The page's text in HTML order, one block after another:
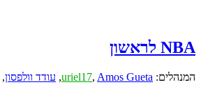
NBA לראשון
המנהלים: uriel17, Amos Gueta
, עודד וולפסון,